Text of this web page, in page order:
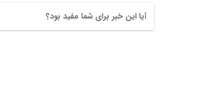
آیا این خبر برای شما مفید بود؟